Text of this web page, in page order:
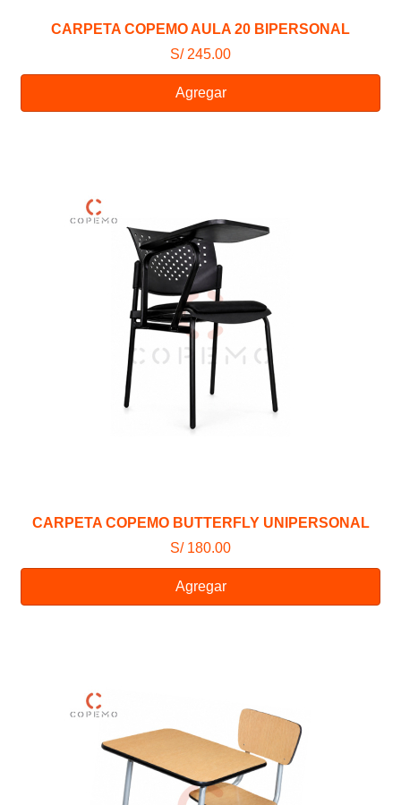
CARPETA COPEMO AULA 20 BIPERSONAL
S/ 245.00
Agregar
CARPETA COPEMO BUTTERFLY UNIPERSONAL
S/ 180.00
Agregar